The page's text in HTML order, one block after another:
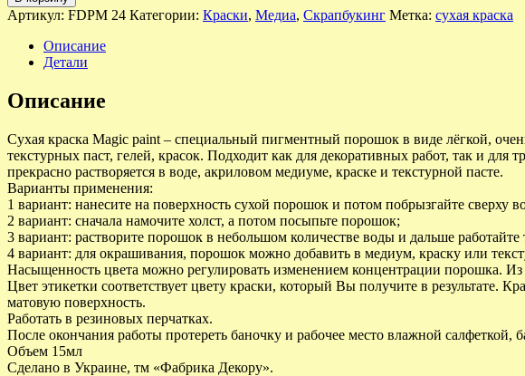
Артикул: FDPM 24 Категории: Краски, Медиа, Скрапбукинг Метка: сухая краска
Описание
Детали
Описание
Сухая краска Magic paint – специальный пигментный порошок в виде лёгкой,
текстурных паст, гелей, красок. Подходит как для декоративных работ, так и
прекрасно растворяется в воде, акриловом медиуме, краске и текстурной пасте.
Варианты применения:
1 вариант: нанесите на поверхность сухой порошок и потом побрызгайте сверху
2 вариант: сначала намочите холст, а потом посыпьте порошок;
3 вариант: растворите порошок в небольшом количестве воды и дальше
4 вариант: для окрашивания, порошок можно добавить в медиум, краску или
Насыщенность цвета можно регулировать изменением концентрации порошка.
Цвет этикетки соответствует цвету краски, который Вы получите в результате.
матовую поверхность.
Работать в резиновых перчатках.
После окончания работы протереть баночку и рабочее место влажной салфеткой,
Объем 15мл
Сделано в Украине, тм «Фабрика Декору».